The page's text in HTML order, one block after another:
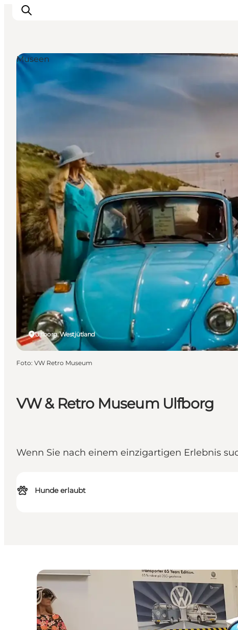
Events
Erlebnisse
Tickets kaufen
Plane deine Reise
VW & Retro Museum Ulfborg
Wenn Sie nach einem einzigartigen Erlebnis
Hunde erlaubt
Ulfborg, Westjütland
Museen
Foto: VW Retro Museum